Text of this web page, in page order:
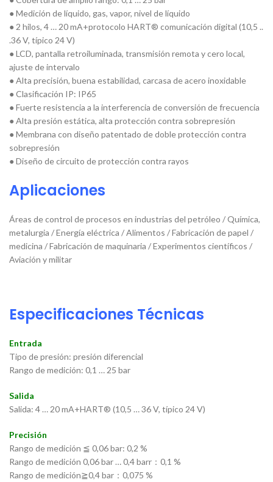
● Medición de líquido, gas, vapor, nivel de líquido
● 2 hilos, 4 … 20 mA+protocolo HART® comunicación digital (10,5 ..
.36 V, típico 24 V)
● LCD, pantalla retroiluminada, transmisión remota y cero local,
ajuste de intervalo
● Alta precisión, buena estabilidad, carcasa de acero inoxidable
● Clasificación IP: IP65
● Fuerte resistencia a la interferencia de conversión de frecuencia
● Alta presión estática, alta protección contra sobrepresión
● Membrana con diseño patentado de doble protección contra
sobrepresión
● Diseño de circuito de protección contra rayos
Aplicaciones
Áreas de control de procesos en industrias del petróleo / Química,
metalurgia / Energía eléctrica / Alimentos / Fabricación de papel /
medicina / Fabricación de maquinaria / Experimentos científicos /
Aviación y militar
Especificaciones Técnicas
Entrada
Tipo de presión: presión diferencial
Rango de medición: 0,1 … 25 bar
Salida
Salida: 4 … 20 mA+HART® (10,5 … 36 V, típico 24 V)
Precisión
Rango de medición ≦ 0,06 bar: 0,2 %
Rango de medición 0,06 bar … 0,4 barr：0,1 %
Rango de medición≧0,4 bar：0,075 %